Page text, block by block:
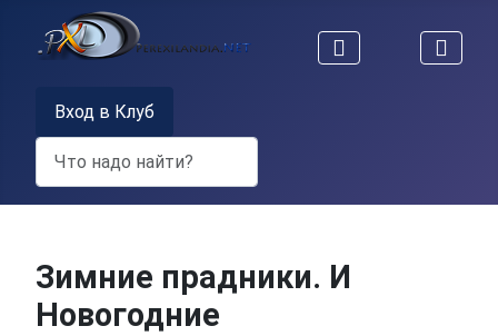
Вход в Клуб
Зимние прадники. И
Новогодние